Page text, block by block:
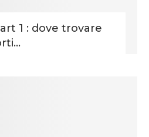
1 : dove trovare